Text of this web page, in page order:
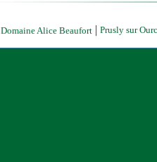
Domaine Alice Beaufort Prusly sur